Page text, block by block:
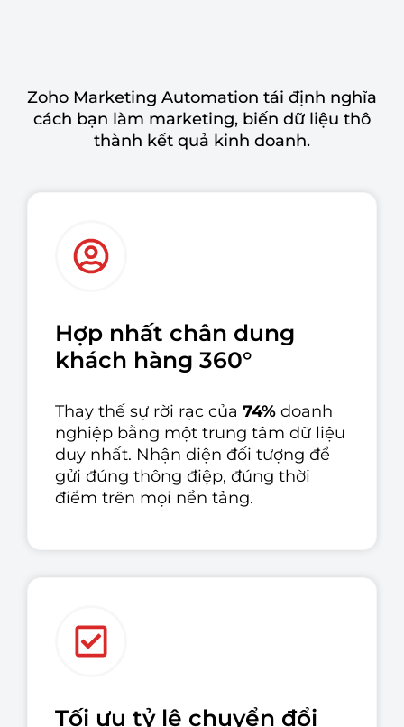
Zoho Marketing Automation tái định nghĩa
cách bạn làm marketing, biến dữ liệu thô
thành kết quả kinh doanh.
Hợp nhất chân dung
khách hàng 360°
Thay thế sự rời rạc của 74% doanh
nghiệp bằng một trung tâm dữ liệu
duy nhất. Nhận diện đối tượng để
gửi đúng thông điệp, đúng thời
điểm trên mọi nền tảng.
Tối ưu tỷ lệ chuyển đổi